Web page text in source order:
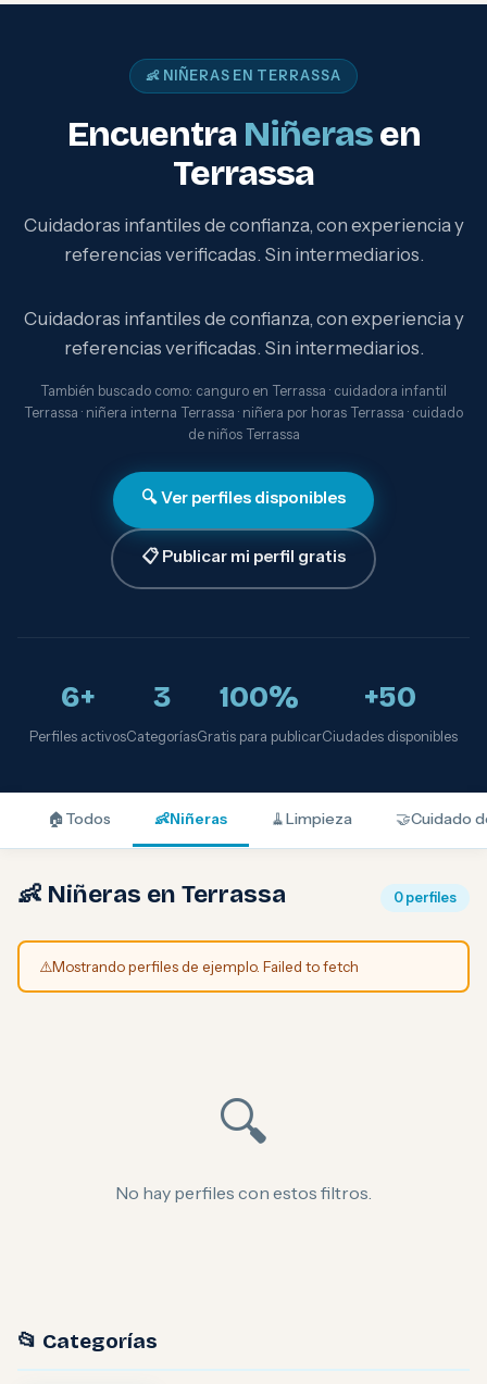
👶 NIÑERAS EN TERRASSA
Encuentra Niñerasen
Terrassa
Cuidadoras infantiles de confianza, con experiencia y
referencias verificadas. Sin intermediarios.
Cuidadoras infantiles de confianza, con experiencia y
referencias verificadas. Sin intermediarios.
También buscado como: canguro en Terrassa · cuidadora infantil
Terrassa · niñera interna Terrassa · niñera por horas Terrassa · cuidado
de niños Terrassa
🔍 Ver perfiles disponibles
📋 Publicar mi perfil gratis
6+
Perfiles activos
3
Categorías
100%
Gratis para publicar
+50
Ciudades disponibles
🏠 Todos 👶Niñeras 🧹Limpieza 🤝Cuidado
👶 Niñeras en Terrassa 0 perfiles
⚠️Mostrando perfiles de ejemplo. Failed to fetch
🔍
No hay perfiles con estos filtros.
📂 Categorías